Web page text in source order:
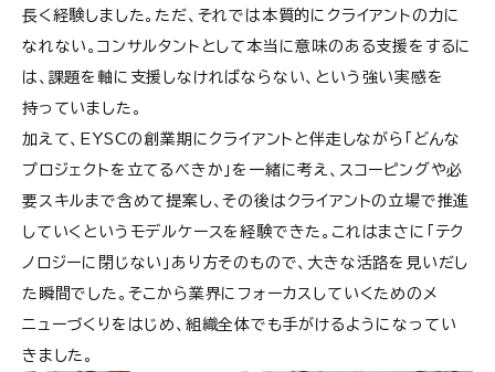
長く経験しました。ただ、それでは本質的にクライアントの力に
なれない。コンサルタントとして本当に意味のある支援をするに
は、課題を軸に支援しなければならない、という強い実感を
持っていました。
加えて、EYSCの創業期にクライアントと伴走しながら「どんな
プロジェクトを立てるべきか」を一緒に考え、スコーピングや必
要スキルまで含めて提案し、その後はクライアントの立場で推進
していくというモデルケースを経験できた。これはまさに「テク
ノロジーに閉じない」あり方そのもので、大きな活路を見いだし
た瞬間でした。そこから業界にフォーカスしていくためのメ
ニューづくりをはじめ、組織全体でも手がけるようになってい
きました。